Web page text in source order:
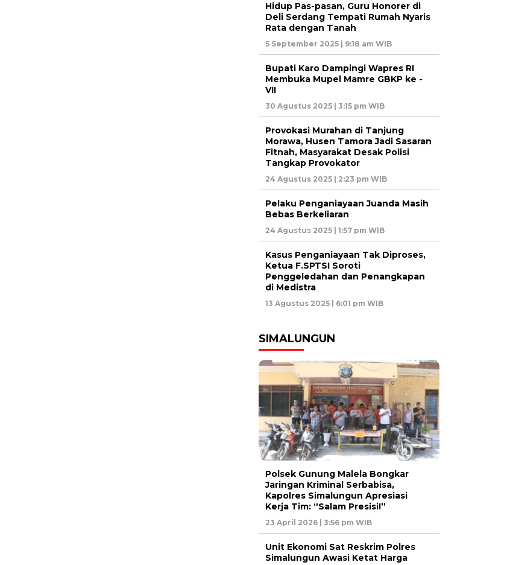
Hidup Pas-pasan, Guru Honorer di
Deli Serdang Tempati Rumah Nyaris
Rata dengan Tanah
5 September 2025 | 9:18 am WIB
Bupati Karo Dampingi Wapres RI
Membuka Mupel Mamre GBKP ke -
VII
30 Agustus 2025 | 3:15 pm WIB
Provokasi Murahan di Tanjung
Morawa, Husen Tamora Jadi Sasaran
Fitnah, Masyarakat Desak Polisi
Tangkap Provokator
24 Agustus 2025 | 2:23 pm WIB
Pelaku Penganiayaan Juanda Masih
Bebas Berkeliaran
24 Agustus 2025 | 1:57 pm WIB
Kasus Penganiayaan Tak Diproses,
Ketua F.SPTSI Soroti
Penggeledahan dan Penangkapan
di Medistra
13 Agustus 2025 | 6:01 pm WIB
SIMALUNGUN
Polsek Gunung Malela Bongkar
Jaringan Kriminal Serbabisa,
Kapolres Simalungun Apresiasi
Kerja Tim: “Salam Presisi!”
23 April 2026 | 3:56 pm WIB
Unit Ekonomi Sat Reskrim Polres
Simalungun Awasi Ketat Harga